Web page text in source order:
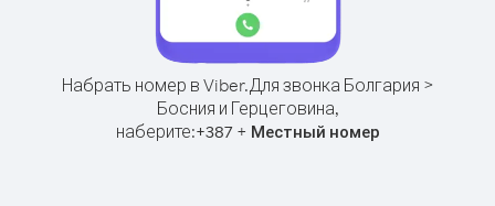
Набрать номер в Viber.Для звонка Болгария >
Босния и Герцеговина,
наберите:+387+ Местный номер